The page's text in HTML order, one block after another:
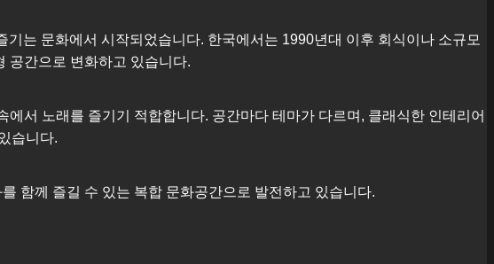
기는 문화에서 시작되었습니다. 한국에서는 1990년대 이후 회식이나 소규모
공간으로 변화하고 있습니다.
서 노래를 즐기기 적합합니다. 공간마다 테마가 다르며, 클래식한 인테리어
습니다.
함께 즐길 수 있는 복합 문화공간으로 발전하고 있습니다.